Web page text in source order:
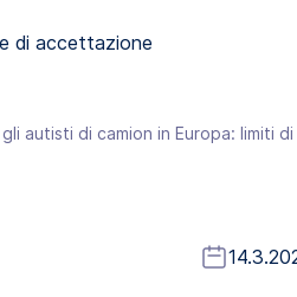
di accettazione
autisti di camion in Europa: limiti